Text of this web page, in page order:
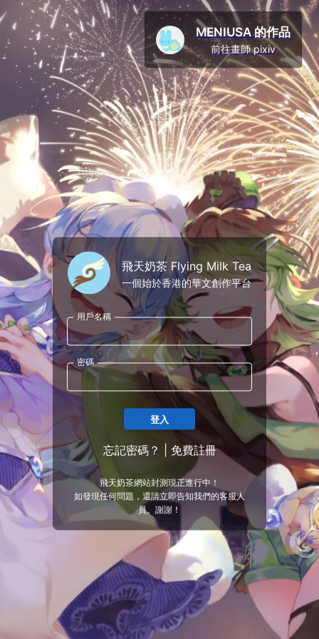
飛天奶茶 Flying Milk Tea
一個始於香港的華文創作平台
用戶名稱
密碼
登入
忘記密碼？ 免費註冊
飛天奶茶網站封測現正進行中！
如發現任何問題，還請立即告知我們的客服人
員。謝謝！
MENIUSA 的作品
前往畫師 pixiv